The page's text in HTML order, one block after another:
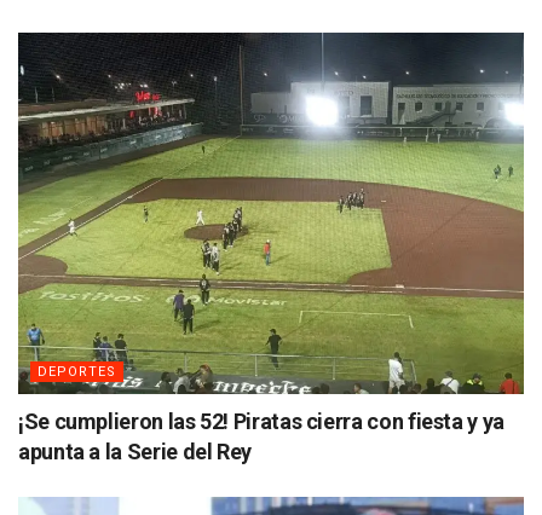
DEPORTES
¡Se cumplieron las 52! Piratas cierra con fiesta y ya
apunta a la Serie del Rey